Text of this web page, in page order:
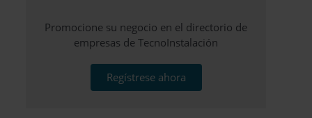
Promocione su negocio en el directorio de
empresas de TecnoInstalación
Regístrese ahora